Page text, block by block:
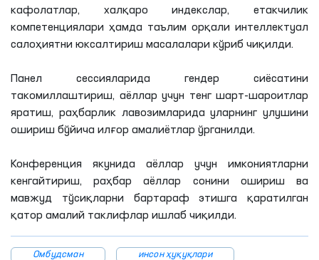
кафолатлар, халқаро индекслар, етакчилик
компетенциялари ҳамда таълим орқали интеллектуал
салоҳиятни юксалтириш масалалари кўриб чиқилди.
Панел сессияларида гендер сиёсатини
такомиллаштириш, аёллар учун тенг шарт-шароитлар
яратиш, раҳбарлик лавозимларида уларнинг улушини
ошириш бўйича илғор амалиётлар ўрганилди.
Конференция якунида аёллар учун имкониятларни
кенгайтириш, раҳбар аёллар сонини ошириш ва
мавжуд тўсиқларни бартараф этишга қаратилган
қатор амалий таклифлар ишлаб чиқилди.
Омбудсман инсон ҳуқуқлари